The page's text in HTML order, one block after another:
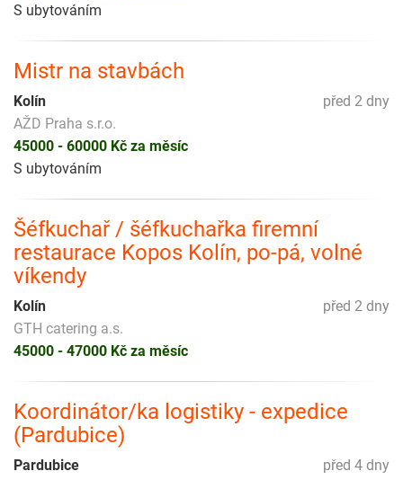
S ubytováním
Mistr na stavbách
před 2 dny
Kolín
AŽD Praha s.r.o.
45000 - 60000 Kč za měsíc
S ubytováním
Šéfkuchař / šéfkuchařka firemní
restaurace Kopos Kolín, po-pá, volné
víkendy
před 2 dny
Kolín
GTH catering a.s.
45000 - 47000 Kč za měsíc
Koordinátor/ka logistiky - expedice
(Pardubice)
před 4 dny
Pardubice